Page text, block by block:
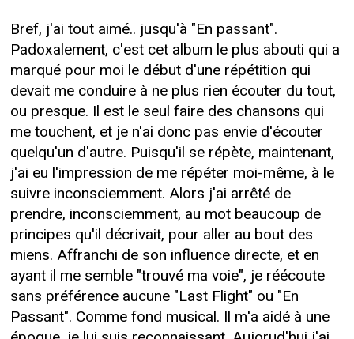
Bref, j'ai tout aimé.. jusqu'à "En passant".
Padoxalement, c'est cet album le plus abouti qui a
marqué pour moi le début d'une répétition qui
devait me conduire à ne plus rien écouter du tout,
ou presque. Il est le seul faire des chansons qui
me touchent, et je n'ai donc pas envie d'écouter
quelqu'un d'autre. Puisqu'il se répète, maintenant,
j'ai eu l'impression de me répéter moi-même, à le
suivre inconsciemment. Alors j'ai arrêté de
prendre, inconsciemment, au mot beaucoup de
principes qu'il décrivait, pour aller au bout des
miens. Affranchi de son influence directe, et en
ayant il me semble "trouvé ma voie", je réécoute
sans préférence aucune "Last Flight" ou "En
Passant". Comme fond musical. Il m'a aidé à une